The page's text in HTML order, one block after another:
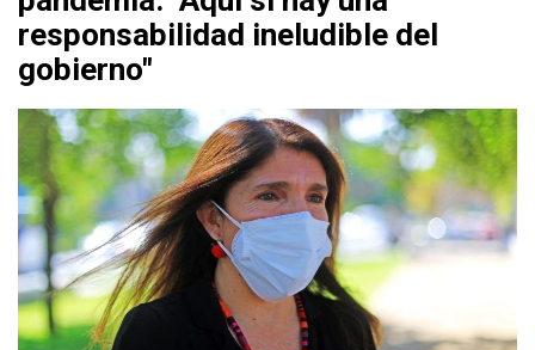
responsabilidad ineludible del
gobierno"